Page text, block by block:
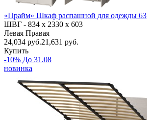
«Прайм» Шкаф распашной для одежды 63
ШВГ - 834 х 2330 х 603
Левая Правая
24,034 руб.21,631 руб.
Купить
-10% До 31.08
новинка